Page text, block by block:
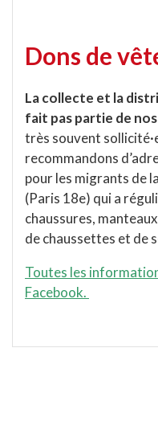
Dons de
La collecte et la
fait pas partie de
très souvent
recommandons
pour les migrants de
(Paris 18e) qui a
chaussures,
de chaussettes et de
Toutes les
Facebook.